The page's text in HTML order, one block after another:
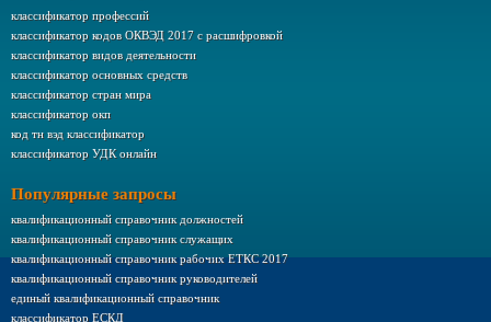
классификатор профессий
классификатор кодов ОКВЭД 2017 с расшифровкой
классификатор видов деятельности
классификатор основных средств
классификатор стран мира
классификатор окп
код тн вэд классификатор
классификатор УДК онлайн
Популярные запросы
квалификационный справочник должностей
квалификационный справочник служащих
квалификационный справочник рабочих ЕТКС 2017
квалификационный справочник руководителей
единый квалификационный справочник
классификатор ЕСКД